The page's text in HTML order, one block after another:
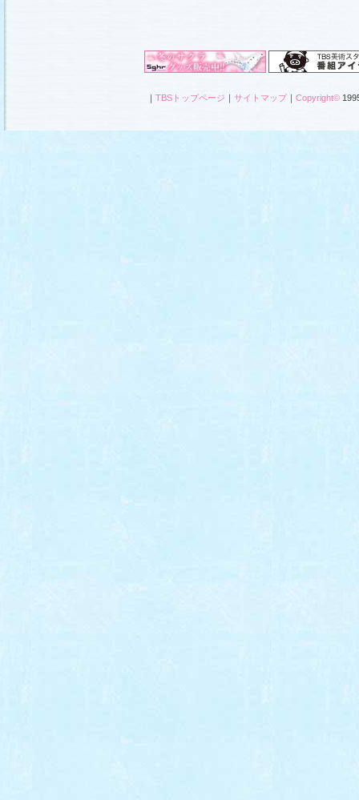
｜ TBSトップページ ｜ サイトマップ｜ Copyright©